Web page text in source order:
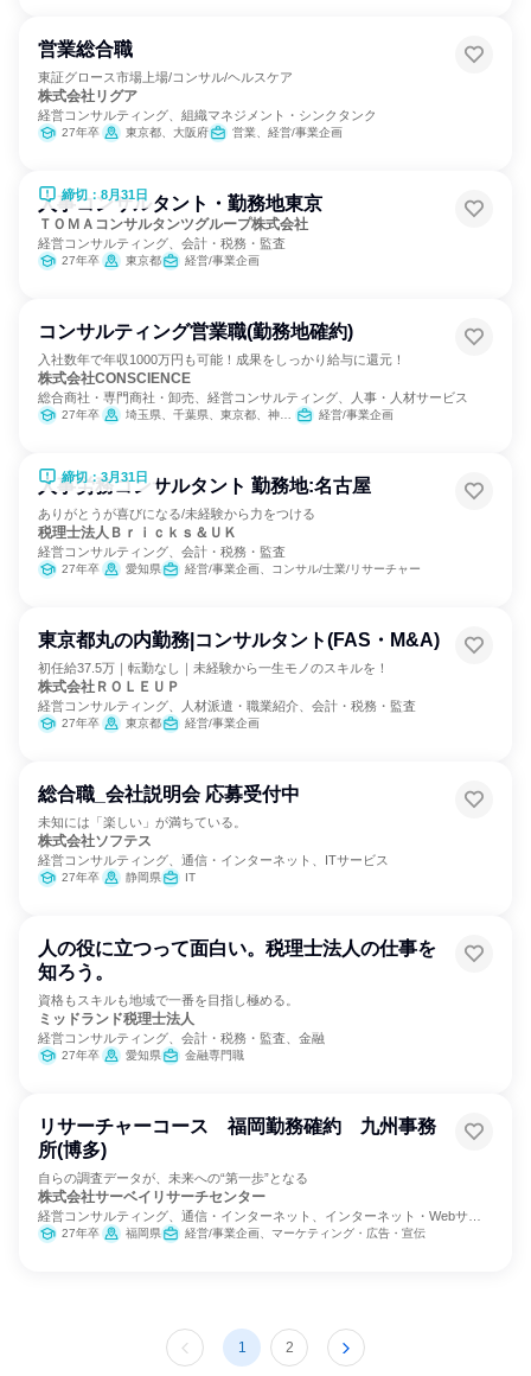
営業総合職
東証グロース市場上場/コンサル/ヘルスケア
株式会社リグア
経営コンサルティング、組織マネジメント・シンクタンク
27年卒 東京都、大阪府 営業、経営/事業企画
締切：8月31日
人事コンサルタント・勤務地東京
ＴＯＭＡコンサルタンツグループ株式会社
経営コンサルティング、会計・税務・監査
27年卒 東京都 経営/事業企画
コンサルティング営業職(勤務地確約)
入社数年で年収1000万円も可能！成果をしっかり給与に還元！
株式会社CONSCIENCE
総合商社・専門商社・卸売、経営コンサルティング、人事・人材サービス
27年卒 埼玉県、千葉県、東京都、神奈川県、大阪府 経営/事業企画
締切：3月31日
人事労務コンサルタント 勤務地:名古屋
ありがとうが喜びになる/未経験から力をつける
税理士法人Ｂｒｉｃｋｓ＆ＵＫ
経営コンサルティング、会計・税務・監査
27年卒 愛知県 経営/事業企画、コンサル/士業/リサーチャー
東京都丸の内勤務|コンサルタント(FAS・M&A)
初任給37.5万｜転勤なし｜未経験から一生モノのスキルを！
株式会社ＲＯＬＥＵＰ
経営コンサルティング、人材派遣・職業紹介、会計・税務・監査
27年卒 東京都 経営/事業企画
総合職_会社説明会 応募受付中
未知には「楽しい」が満ちている。
株式会社ソフテス
経営コンサルティング、通信・インターネット、ITサービス
27年卒 静岡県 IT
人の役に立つって面白い。税理士法人の仕事を
知ろう。
資格もスキルも地域で一番を目指し極める。
ミッドランド税理士法人
経営コンサルティング、会計・税務・監査、金融
27年卒 愛知県 金融専門職
リサーチャーコース 福岡勤務確約 九州事務
所(博多)
自らの調査データが、未来への“第一歩”となる
株式会社サーベイリサーチセンター
経営コンサルティング、通信・インターネット、インターネット・Webサー
ビス27年卒 福岡県 経営/事業企画、マーケティング・広告・宣伝
1 2